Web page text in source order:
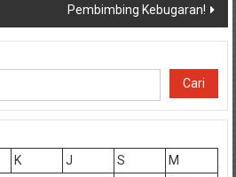
Pembimbing Kebugaran!
Cari
K J S
M